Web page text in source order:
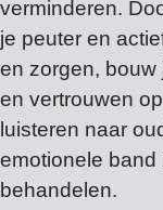
verminderen.
je peuter en
en zorgen,
en vertrouwen
luisteren naar
emotionele
behandelen.